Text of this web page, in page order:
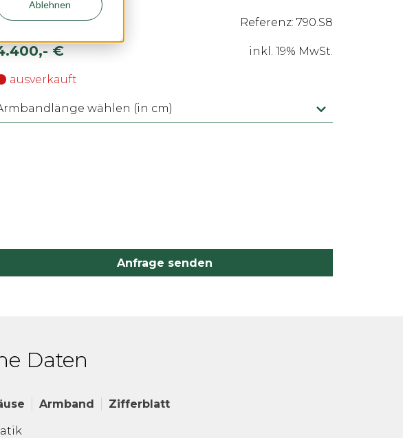
Ablehnen
Ø 40 mm Referenz: 790.S8
€ inkl. 19% MwSt.
ausverkauft
wählen (in cm)
Anfrage senden
Daten
Armband Zifferblatt